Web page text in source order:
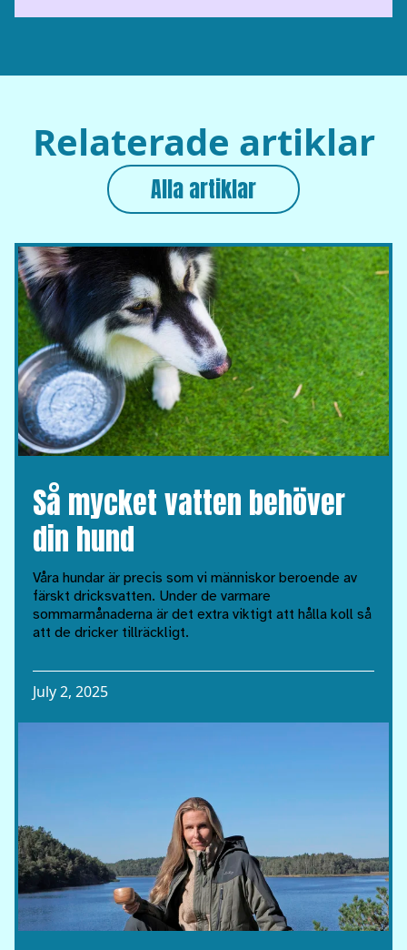
Relaterade artiklar
Alla artiklar
Så mycket vatten behöver
din hund
Våra hundar är precis som vi människor beroende av
färskt dricksvatten. Under de varmare
sommarmånaderna är det extra viktigt att hålla koll så
att de dricker tillräckligt.
July 2, 2025